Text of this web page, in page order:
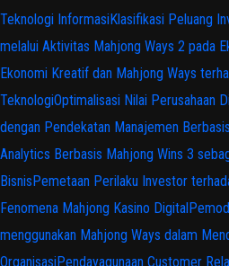
Teknologi InformasiKlasifikasi Peluang
melalui Aktivitas Mahjong Ways 2 pada
Ekonomi Kreatif dan Mahjong Ways
TeknologiOptimalisasi Nilai Perusahaan
dengan Pendekatan Manajemen
Analytics Berbasis Mahjong Wins 3
BisnisPemetaan Perilaku Investor
Fenomena Mahjong Kasino Digital
menggunakan Mahjong Ways dalam
OrganisasiPendayagunaan Customer